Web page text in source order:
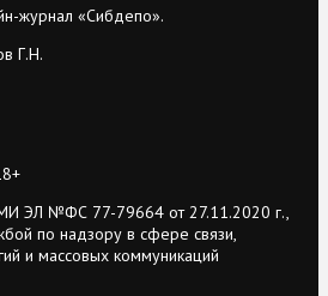
журнал «Сибдепо».
Г.Н.
ЭЛ №ФС 77-79664 от 27.11.2020 г.,
по надзору в сфере связи,
и массовых коммуникаций